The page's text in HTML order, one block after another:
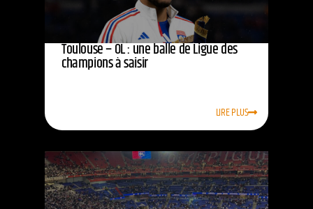
Toulouse – OL : une balle de Ligue des
champions à saisir
LIRE PLUS